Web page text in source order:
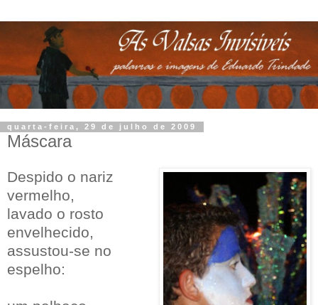
quarta-feira, 29 de julho de 2009
Máscara
Despido o nariz
vermelho,
lavado o rosto
envelhecido,
assustou-se no
espelho: